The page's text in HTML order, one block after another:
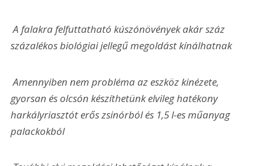
A falakra felfuttatható kúszónövények akár száz
százalékos biológiai jellegű megoldást kínálhatnak
Amennyiben nem probléma az eszköz kinézete,
gyorsan és olcsón készíthetünk elvileg hatékony
harkályriasztót erős zsinórból és 1,5 l-es műanyag
palackokból